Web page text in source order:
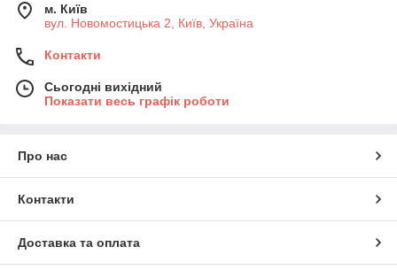
м. Київ
вул. Новомостицька 2, Київ, Україна
Контакти
Сьогодні вихідний
Показати весь графік роботи
Про нас
Контакти
Доставка та оплата